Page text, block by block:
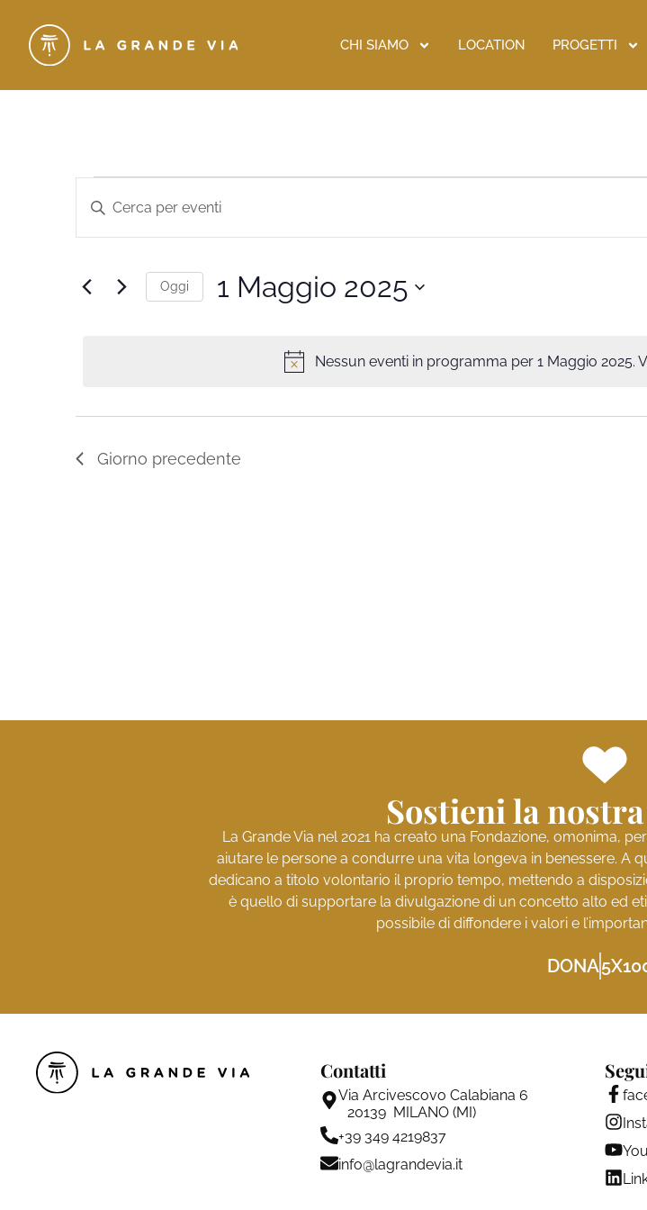
CHI SIAMO LOCATION PROGETTI
Nessun eventi in programma per 1 Maggio 2025.
Eventi
Ricerca
viste
Navigazione
Parola
Cerca
Parola
Chiave.
Oggi 1 Maggio 2025
Giorno precedente
Sostieni la
La Grande Via nel 2021 ha creato una Fondazione, omonima,
aiutare le persone a condurre una vita longeva in benessere. A
dedicano a titolo volontario il proprio tempo, mettendo a
è quello di supportare la divulgazione di un concetto alto ed
possibile di diffondere i valori e
DONA
Contatti
Via Arcivescovo Calabiana 6
20139 MILANO (MI)
+39 349 4219837
info@lagrandevia.it